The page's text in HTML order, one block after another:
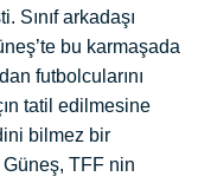
Sınıf arkadaşı
bu karmaşada
futbolcularını
tatil edilmesine
bilmez bir
Güneş, TFF nin